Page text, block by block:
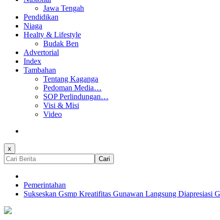
Jawa Tengah
Pendidikan
Niaga
Healty & Lifestyle
Budak Ben
Advertorial
Index
Tambahan
Tentang Kaganga
Pedoman Media…
SOP Perlindungan…
Visi & Misi
Video
x
Cari
Pemerintahan
Sukseskan Gsmp Kreatifitas Gunawan Langsung Diapresiasi